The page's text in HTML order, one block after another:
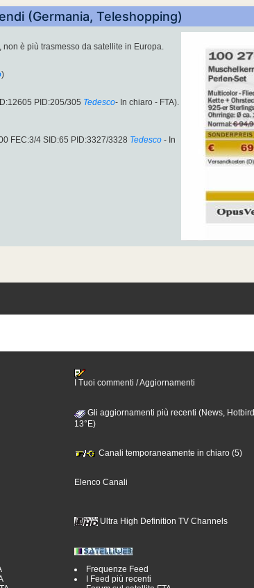
(Germania, Teleshopping)
non è più trasmesso da satellite in Europa.
)
PID:205/305 Tedesco- In chiaro - FTA).
FEC:3/4 SID:65 PID:3327/3328 Tedesco - In
I Tuoi commenti / Aggiornamenti
Gli aggiornamenti più recenti (News, Hotbird
13°E)
Canali temporaneamente in chiaro (5)
Elenco Canali
Ultra High Definition TV Channels
Frequenze Feed
I Feed più recenti